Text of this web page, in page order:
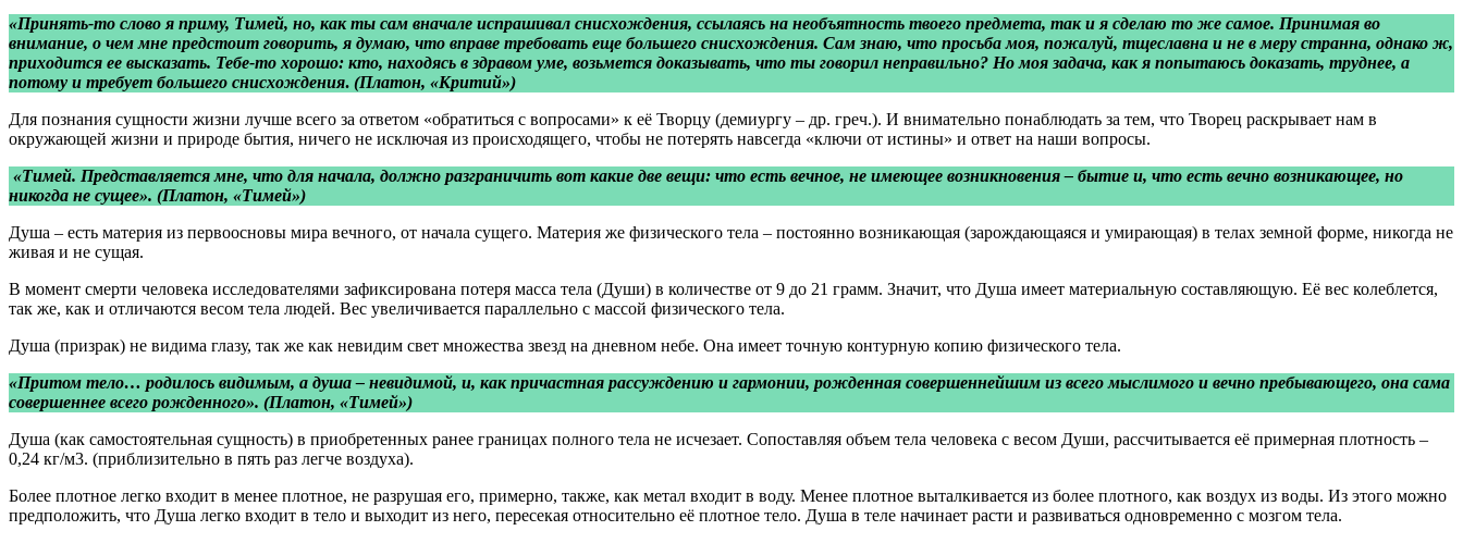
«Принять-то слово я приму, Тимей, но, как ты сам вначале испрашивал снисхождения, ссылаясь на необъятность твоего предмета, так и я сделаю то же самое. Принимая во
внимание, о чем мне предстоит говорить, я думаю, что вправе требовать еще большего снисхождения. Сам знаю, что просьба моя, пожалуй, тщеславна и не в меру странна, однако ж,
приходится ее высказать. Тебе-то хорошо: кто, находясь в здравом уме, возьмется доказывать, что ты говорил неправильно? Но моя задача, как я попытаюсь доказать, труднее, а
потому и требует большего снисхождения. (Платон, «Критий»)
Для познания сущности жизни лучше всего за ответом «обратиться с вопросами» к её Творцу (демиургу – др. греч.). И внимательно понаблюдать за тем, что Творец раскрывает нам в
окружающей жизни и природе бытия, ничего не исключая из происходящего, чтобы не потерять навсегда «ключи от истины» и ответ на наши вопросы.
«Тимей. Представляется мне, что для начала, должно разграничить вот какие две вещи: что есть вечное, не имеющее возникновения – бытие и, что есть вечно возникающее, но
никогда не сущее». (Платон, «Тимей»)
Душа – есть материя из первоосновы мира вечного, от начала сущего. Материя же физического тела – постоянно возникающая (зарождающаяся и умирающая) в телах земной форме, никогда не
живая и не сущая.
В момент смерти человека исследователями зафиксирована потеря масса тела (Души) в количестве от 9 до 21 грамм. Значит, что Душа имеет материальную составляющую. Её вес колеблется,
так же, как и отличаются весом тела людей. Вес увеличивается параллельно с массой физического тела.
Душа (призрак) не видима глазу, так же как невидим свет множества звезд на дневном небе. Она имеет точную контурную копию физического тела.
«Притом тело… родилось видимым, а душа – невидимой, и, как причастная рассуждению и гармонии, рожденная совершеннейшим из всего мыслимого и вечно пребывающего, она сама
совершеннее всего рожденного». (Платон, «Тимей»)
Душа (как самостоятельная сущность) в приобретенных ранее границах полного тела не исчезает. Сопоставляя объем тела человека с весом Души, рассчитывается её примерная плотность –
0,24 кг/м3. (приблизительно в пять раз легче воздуха).
Более плотное легко входит в менее плотное, не разрушая его, примерно, также, как метал входит в воду. Менее плотное выталкивается из более плотного, как воздух из воды. Из этого можно
предположить, что Душа легко входит в тело и выходит из него, пересекая относительно её плотное тело. Душа в теле начинает расти и развиваться одновременно с мозгом тела.